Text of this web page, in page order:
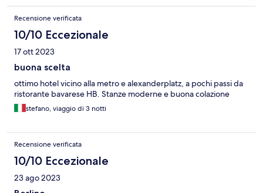
Recensione verificata
10/10 Eccezionale
17 ott 2023
buona scelta
ottimo hotel vicino alla metro e alexanderplatz, a pochi passi da
ristorante bavarese HB. Stanze moderne e buona colazione
stefano, viaggio di 3 notti
Recensione verificata
10/10 Eccezionale
23 ago 2023